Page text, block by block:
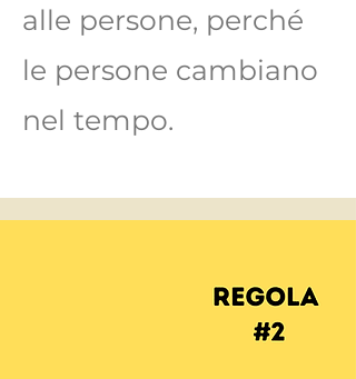
alle persone, perché
le persone cambiano
nel tempo.